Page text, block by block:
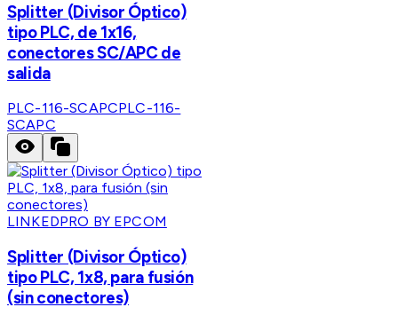
Splitter (Divisor Óptico)
tipo PLC, de 1x16,
conectores SC/APC de
salida
PLC-116-SCAPCPLC-116-
SCAPC
LINKEDPRO BY EPCOM
Splitter (Divisor Óptico)
tipo PLC, 1x8, para fusión
(sin conectores)